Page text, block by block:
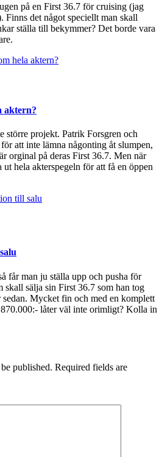
på en First 36.7 för cruising (jag
Finns det något speciellt man skall
ställa till bekymmer? Det borde vara
aktern?
större projekt. Patrik Forsgren och
att inte lämna någonting åt slumpen,
orginal på deras First 36.7. Men när
hela akterspegeln för att få en öppen
får man ju ställa upp och pusha för
skall sälja sin First 36.7 som han tog
sedan. Mycket fin och med en komplett
låter väl inte orimligt? Kolla in
published. Required fields are